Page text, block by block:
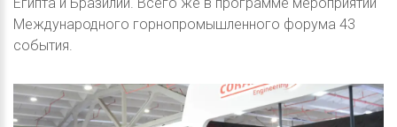
Международного горнопромышленного форума 43
события.